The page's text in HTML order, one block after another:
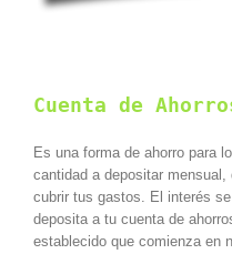
Cuenta de
Es una forma de ahorro para
cantidad a depositar
cubrir tus gastos. El interés
deposita a tu cuenta de
establecido que comienza en